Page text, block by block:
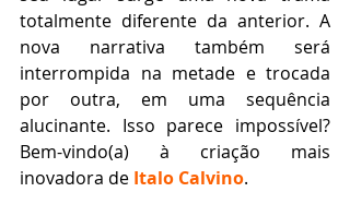
totalmente diferente da anterior. A
nova narrativa também será
interrompida na metade e trocada
por outra, em uma sequência
alucinante. Isso parece impossível?
Bem-vindo(a) à criação mais
inovadora de Italo Calvino.